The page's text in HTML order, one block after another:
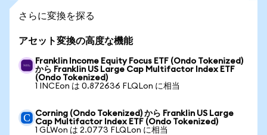
さらに変換を探る
アセット変換の高度な機能
Franklin Income Equity Focus ETF (Ondo Tokenized)
から Franklin US Large Cap Multifactor Index ETF
(Ondo Tokenized)
1 INCEon は 0.872636 FLQLon に相当
Corning (Ondo Tokenized) から Franklin US Large
Cap Multifactor Index ETF (Ondo Tokenized)
1 GLWon は 2.0773 FLQLon に相当